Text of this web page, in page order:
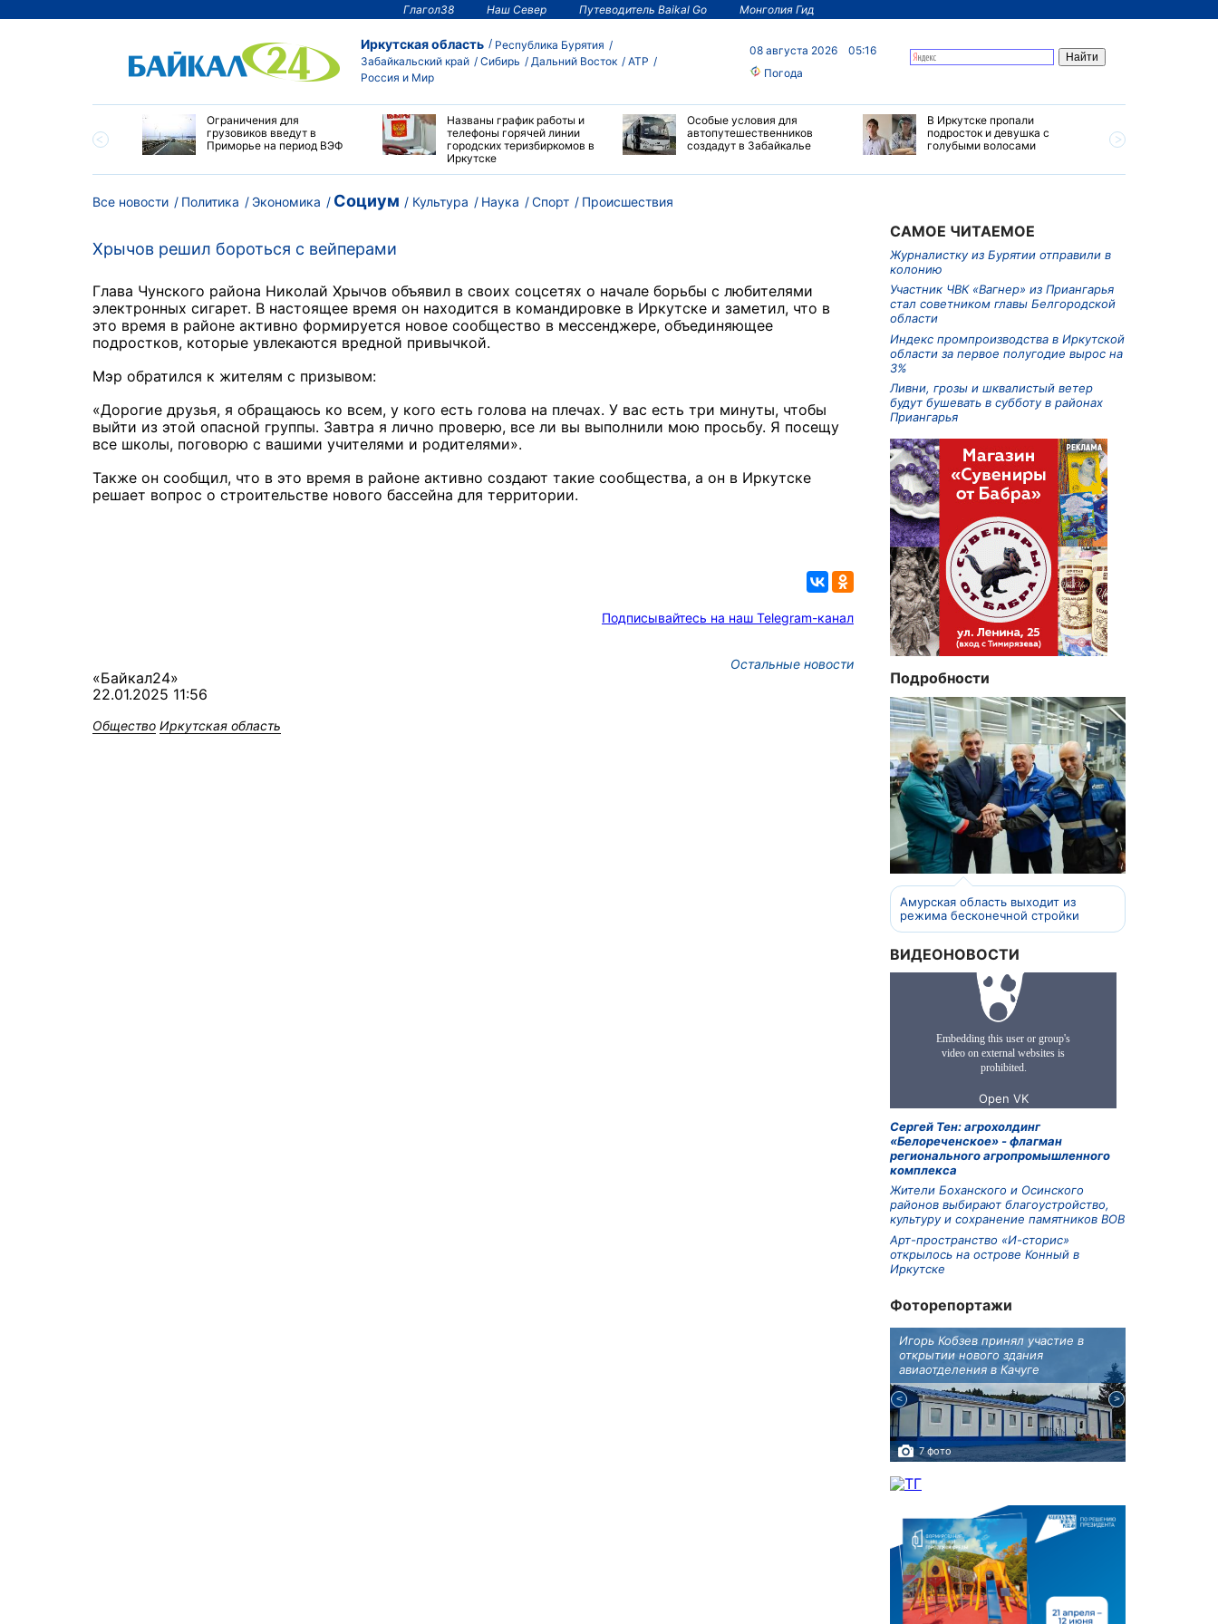
Глагол38 Наш Север Путеводитель Baikal Go Монголия Гид
Иркутская область
Республика Бурятия
Забайкальский край
Сибирь Дальний Восток
АТР
Россия и Мир
08 августа 2026
05:16
Погода
по управлению
Ограничения для
грузовиков введут в
Приморье на период ВЭФ
Названы график работы и
телефоны горячей линии
городских теризбиркомов в
Иркутске
Особые условия для
автопутешественников
создадут в Забайкалье
В Иркутске пропали
подросток и девушка с
голубыми волосами
Все новости Политика Экономика Социум Культура Наука Спорт Происшествия
Хрычов решил бороться с вейперами
Глава Чунского района Николай Хрычов объявил в своих соцсетях о начале борьбы с любителями
электронных сигарет. В настоящее время он находится в командировке в Иркутске и заметил, что в
это время в районе активно формируется новое сообщество в мессенджере, объединяющее
подростков, которые увлекаются вредной привычкой.
Мэр обратился к жителям с призывом:
«Дорогие друзья, я обращаюсь ко всем, у кого есть голова на плечах. У вас есть три минуты, чтобы
выйти из этой опасной группы. Завтра я лично проверю, все ли вы выполнили мою просьбу. Я посещу
все школы, поговорю с вашими учителями и родителями».
Также он сообщил, что в это время в районе активно создают такие сообщества, а он в Иркутске
решает вопрос о строительстве нового бассейна для территории.
Подписывайтесь на наш Telegram-канал
Остальные новости
«Байкал24»
22.01.2025 11:56
Общество Иркутская область
САМОЕ ЧИТАЕМОЕ
Журналистку из Бурятии отправили в
колонию
Участник ЧВК «Вагнер» из Приангарья
стал советником главы Белгородской
области
Индекс промпроизводства в Иркутской
области за первое полугодие вырос на
3%
Ливни, грозы и шквалистый ветер
будут бушевать в субботу в районах
Приангарья
Подробности
Амурская область выходит из
режима бесконечной стройки
ВИДЕОНОВОСТИ
Сергей Тен: агрохолдинг
«Белореченское» - флагман
регионального агропромышленного
комплекса
Жители Боханского и Осинского
районов выбирают благоустройство,
культуру и сохранение памятников ВОВ
Арт-пространство «И-сторис»
открылось на острове Конный в
Иркутске
Фоторепортажи
Игорь Кобзев принял участие в
открытии нового здания
авиаотделения в Качуге
7 фото